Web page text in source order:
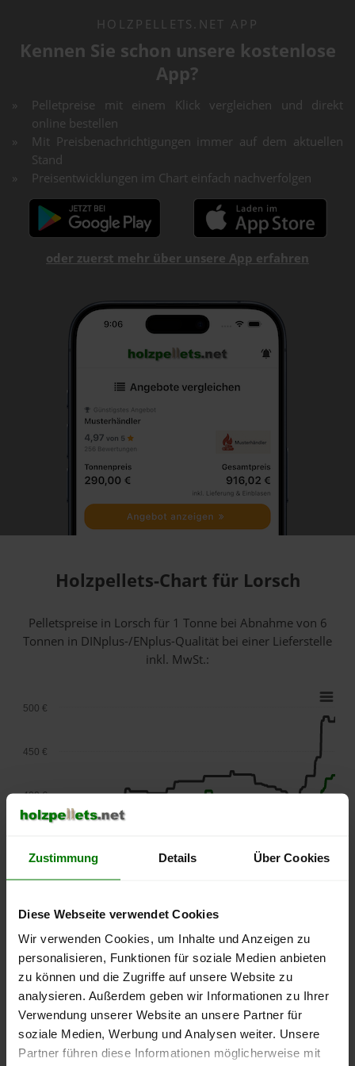
Zustimmung Details Über Cookies
Diese Webseite verwendet Cookies
Wir verwenden Cookies, um Inhalte und Anzeigen zu
personalisieren, Funktionen für soziale Medien anbieten
zu können und die Zugriffe auf unsere Website zu
analysieren. Außerdem geben wir Informationen zu Ihrer
Verwendung unserer Website an unsere Partner für
soziale Medien, Werbung und Analysen weiter. Unsere
Partner führen diese Informationen möglicherweise mit
HOLZPELLETS.NET APP
Kennen Sie schon unsere kostenlose
App?
Pelletpreise mit einem Klick vergleichen und direkt
online bestellen
Mit Preisbenachrichtigungen immer auf dem aktuellen
Stand
Preisentwicklungen im Chart einfach nachverfolgen
oder zuerst mehr über unsere App erfahren
Holzpellets-Chart für Lorsch
Pelletspreise in Lorsch für 1 Tonne bei Abnahmevon 6
Tonnen in DINplus-/ENplus-Qualität bei einer Lieferstelle
inkl. MwSt.:
lose Ware Sackware
September
Januar
Mai
300 €
400 €
450 €
500 €
Die aktuelle Preisentwicklung für Holzpellets in Deutschland
können Sie jederzeit auf unsererPelletspreise -Seite
nachvollziehen.